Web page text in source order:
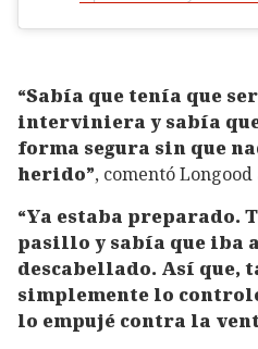
“Sabía que tenía que
interviniera y sabía
forma segura sin que
herido”, comentó Longood
“Ya estaba preparado.
pasillo y sabía que iba
descabellado. Así que,
simplemente lo
lo empujé contra la